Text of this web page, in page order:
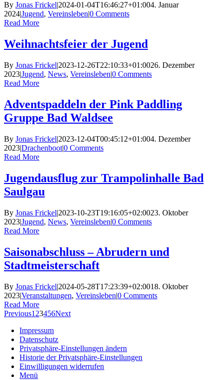
By Jonas Frickel|2024-01-04T16:46:27+01:004. Januar
2024|Jugend, Vereinsleben|0 Comments
Read More
Weihnachtsfeier der Jugend
By Jonas Frickel|2023-12-26T22:10:33+01:0026. Dezember
2023|Jugend, News, Vereinsleben|0 Comments
Read More
Adventspaddeln der Pink Paddling
Gruppe Bad Waldsee
By Jonas Frickel|2023-12-04T00:45:12+01:004. Dezember
2023|Drachenboot|0 Comments
Read More
Jugendausflug zur Trampolinhalle Bad
Saulgau
By Jonas Frickel|2023-10-23T19:16:05+02:0023. Oktober
2023|Jugend, News, Vereinsleben|0 Comments
Read More
Saisonabschluss – Abrudern und
Stadtmeisterschaft
By Jonas Frickel|2024-05-28T17:23:39+02:0018. Oktober
2023|Veranstaltungen, Vereinsleben|0 Comments
Read More
Previous1 23456Next
Impressum
Datenschutz
Privatsphäre-Einstellungen ändern
Historie der Privatsphäre-Einstellungen
Einwilligungen widerrufen
Menü